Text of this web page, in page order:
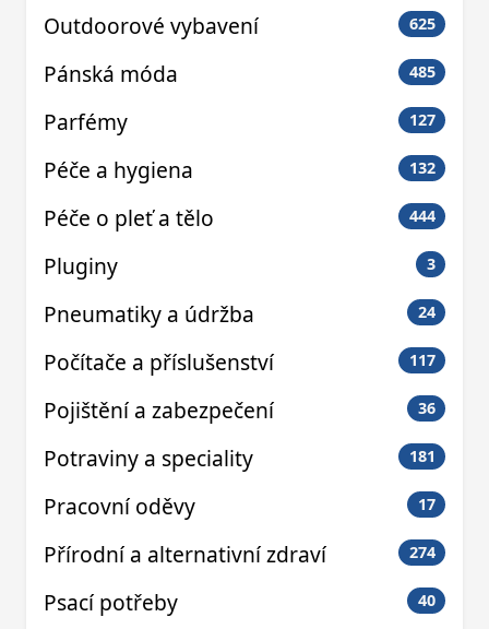
Outdoorové vybavení 625
Pánská móda 485
Parfémy 127
Péče a hygiena 132
Péče o pleť a tělo 444
Pluginy 3
Pneumatiky a údržba 24
Počítače a příslušenství 117
Pojištění a zabezpečení 36
Potraviny a speciality 181
Pracovní oděvy 17
Přírodní a alternativní zdraví 274
Psací potřeby 40